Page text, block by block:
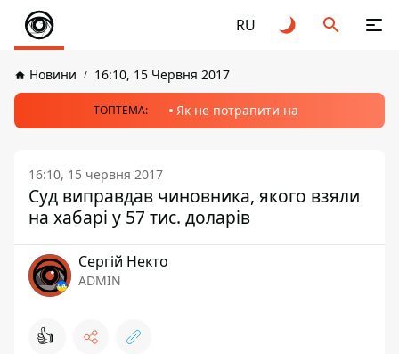
RU
Новини 16:10, 15 Червня 2017
ТОПТЕМА: Як не потрапити на
16:10, 15 червня 2017
Суд виправдав чиновника, якого взяли
на хабарі у 57 тис. доларів
Сергій Некто
ADMIN
👍